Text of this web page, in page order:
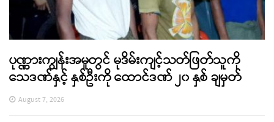
ပုဏ္ဏားကျွန်းအမှုတွင် မုဒိမ်းကျင့်သတ်ဖြတ်သူကို
သေဒဏ်နှင့် နှစ်ဦးကို ထောင်ဒဏ် ၂၀ နှစ် ချမှတ်
August 7, 2026